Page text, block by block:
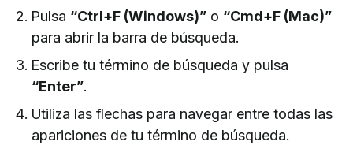
Pulsa “Ctrl+F (Windows)” o “Cmd+F (Mac)”
para abrir la barra de búsqueda.
Escribe tu término de búsqueda y pulsa
“Enter”.
Utiliza las flechas para navegar entre todas las
apariciones de tu término de búsqueda.